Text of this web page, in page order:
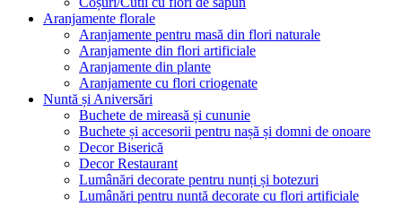
Aranjamente florale
Aranjamente pentru masă din flori naturale
Aranjamente din flori artificiale
Aranjamente din plante
Aranjamente cu flori criogenate
Nuntă și Aniversări
Buchete de mireasă și cununie
Buchete și accesorii pentru nașă și domni de onoare
Decor Biserică
Decor Restaurant
Lumânări decorate pentru nunți și botezuri
Lumânări pentru nuntă decorate cu flori artificiale